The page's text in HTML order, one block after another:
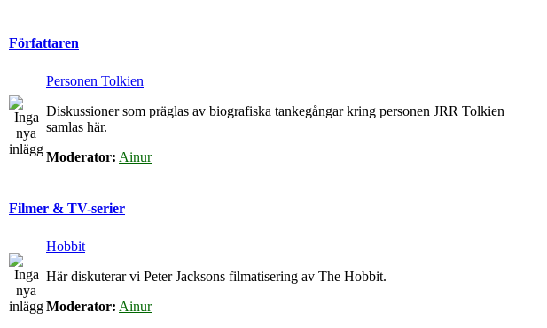
Författaren
Personen Tolkien
Diskussioner som präglas av biografiska tankegångar kring personen JRR Tolkien
samlas här.
Moderator: Ainur
Filmer & TV-serier
Hobbit
Här diskuterar vi Peter Jacksons filmatisering av The Hobbit.
Moderator: Ainur